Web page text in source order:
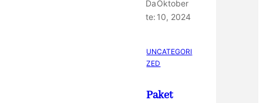
Da
te:
Oktober
10, 2024
UNCATEGORI
ZED
Paket